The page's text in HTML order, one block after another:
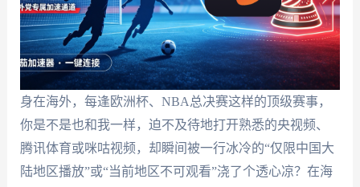
身在海外，每逢欧洲杯、NBA总决赛这样的顶级赛事，
你是不是也和我一样，迫不及待地打开熟悉的央视频、
腾讯体育或咪咕视频，却瞬间被一行冰冷的“仅限中国大
陆地区播放”或“当前地区不可观看”浇了个透心凉？在海